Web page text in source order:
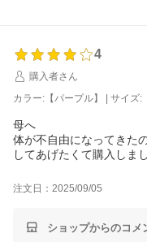
4
購入者さん
カラー:【パープル】 | サイズ:
母へ
体が不自由になってきた
してあげたくて購入しま
来週帰省するので、一度
いてよかったです
名前のプリントもしてい
注文日：2025/09/05
ショップからのコメ